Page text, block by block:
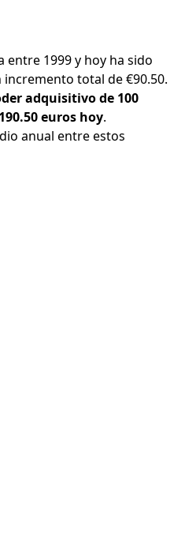
entre 1999 y hoy ha sido
total de €90.50.
adquisitivo de 100
euros hoy.
anual entre estos